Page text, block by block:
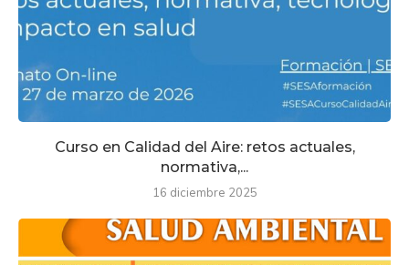
Curso en Calidad del Aire: retos actuales,
normativa,...
16 diciembre 2025